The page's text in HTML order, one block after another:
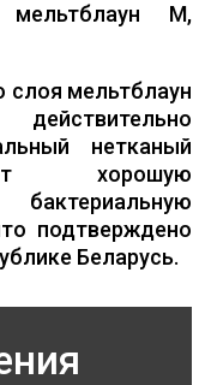
M,
слоя мельтблаун
нетканый
хорошую
подтверждено
Беларусь.